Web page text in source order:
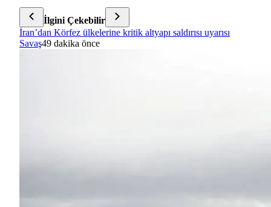
İlgini Çekebilir
İran’dan Körfez ülkelerine kritik altyapı saldırısı uyarısı
Savaş49 dakika önce